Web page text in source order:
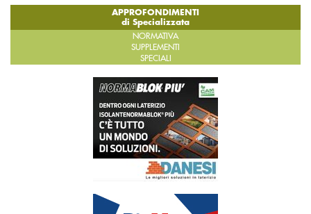
APPROFONDIMENTI
di Specializzata
NORMATIVA
SUPPLEMENTI
SPECIALI